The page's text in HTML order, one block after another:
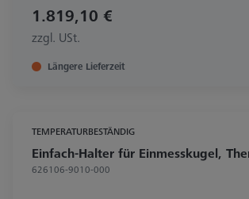
1.819,10 €
zzgl. USt.
Längere Lieferzeit
TEMPERATURBESTÄNDIG
Einfach-Halter für Einmesskugel,
626106-9010-000